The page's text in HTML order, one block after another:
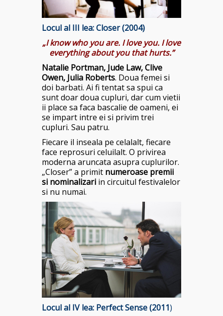
Locul al III lea:Closer (2004)
„I know who you are. I love you. I love
everything about you that hurts.”
Natalie Portman, Jude Law, Clive
Owen, Julia Roberts. Doua femei si
doi barbati. Ai fi tentat sa spui ca
sunt doar doua cupluri, dar cum vietii
ii place sa faca bascalie de oameni, ei
se impart intre ei si privim trei
cupluri. Sau patru.
Fiecare il inseala pe celalalt, fiecare
face reprosuri celuilalt. O privirea
moderna aruncata asupra cuplurilor.
„Closer” a primit numeroase premii
si nominalizari in circuitul festivalelor
si nu numai.
Locul al IV lea: Perfect Sense (2011)